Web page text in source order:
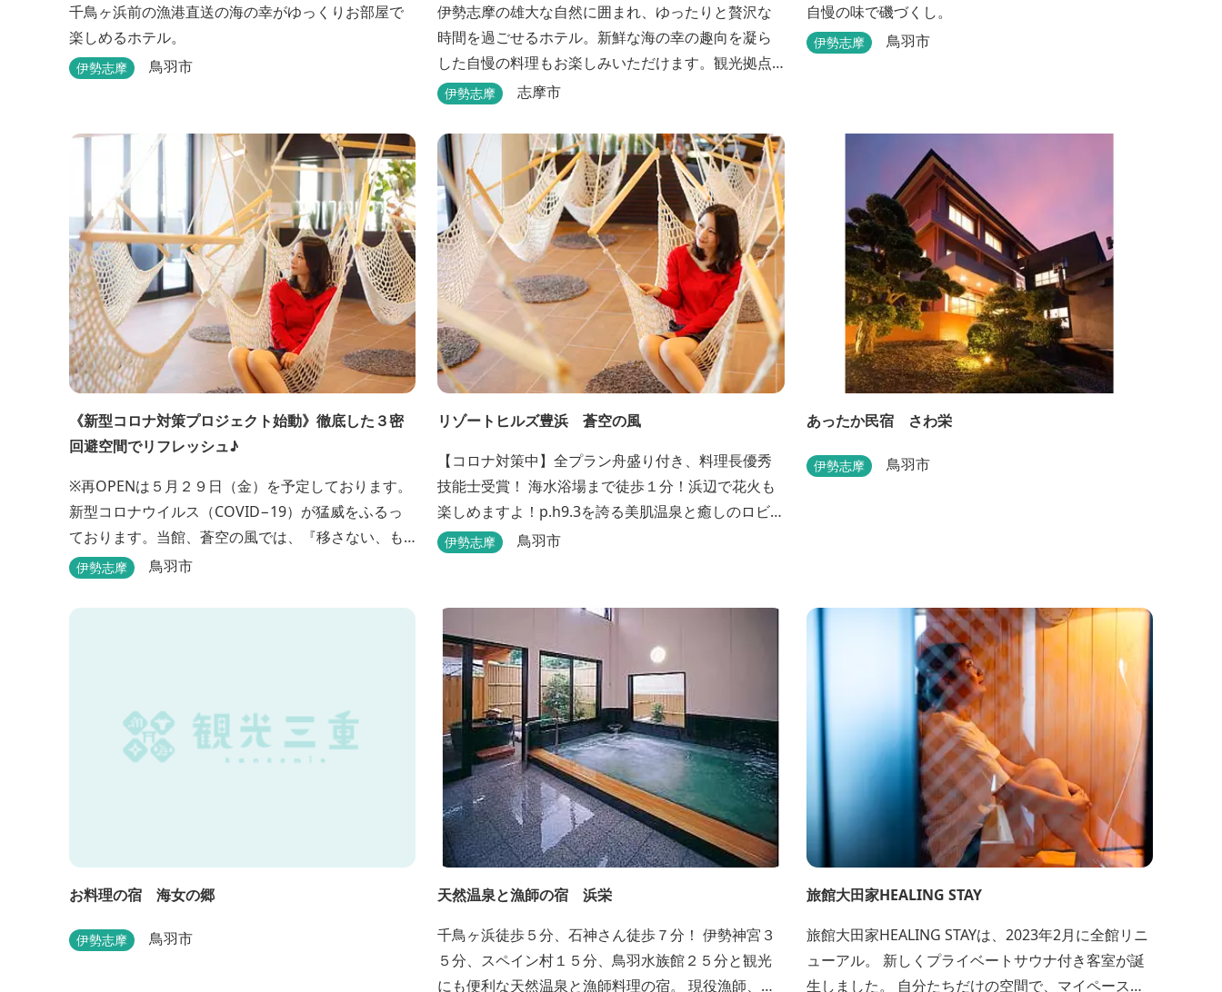
千鳥ヶ浜前の漁港直送の海の幸がゆっくりお部屋で
楽しめるホテル。
伊勢志摩 鳥羽市
伊勢志摩の雄大な自然に囲まれ、ゆったりと贅沢な
時間を過ごせるホテル。新鮮な海の幸の趣向を凝ら
した自慢の料理もお楽しみいただけます。観光拠点
としても最適です。
伊勢志摩 志摩市
自慢の味で磯づくし。
伊勢志摩 鳥羽市
《新型コロナ対策プロジェクト始動》徹底した３密
回避空間でリフレッシュ♪
※再OPENは５月２９日（金）を予定しております。
新型コロナウイルス（COVID−19）が猛威をふるっ
ております。当館、蒼空の風では、『移さない、も
らわない』を合言葉に、お客様、そしてスタッフの
ペレーションを見直し、徹底した管理を行います。
伊勢志摩 鳥羽市
リゾートヒルズ豊浜 蒼空の風
【コロナ対策中】全プラン舟盛り付き、料理長優秀
技能士受賞！ 海水浴場まで徒歩１分！浜辺で花火も
楽しめますよ！p.h9.3を誇る美肌温泉と癒しのロビ
ーで笑顔の思い出作りを♪すぐそこの海辺の高台に建
伊勢志摩 鳥羽市
あったか民宿 さわ栄
伊勢志摩 鳥羽市
お料理の宿 海女の郷
伊勢志摩 鳥羽市
天然温泉と漁師の宿 浜栄
千鳥ヶ浜徒歩５分、石神さん徒歩７分！ 伊勢神宮３
５分、スペイン村１５分、鳥羽水族館２５分と観光
にも便利な天然温泉と漁師料理の宿。 現役漁師、海
旅館大田家HEALING STAY
旅館大田家HEALING STAYは、2023年2月に全館リニ
ューアル。 新しくプライベートサウナ付き客室が誕
生しました。 自分たちだけの空間で、マイペースに